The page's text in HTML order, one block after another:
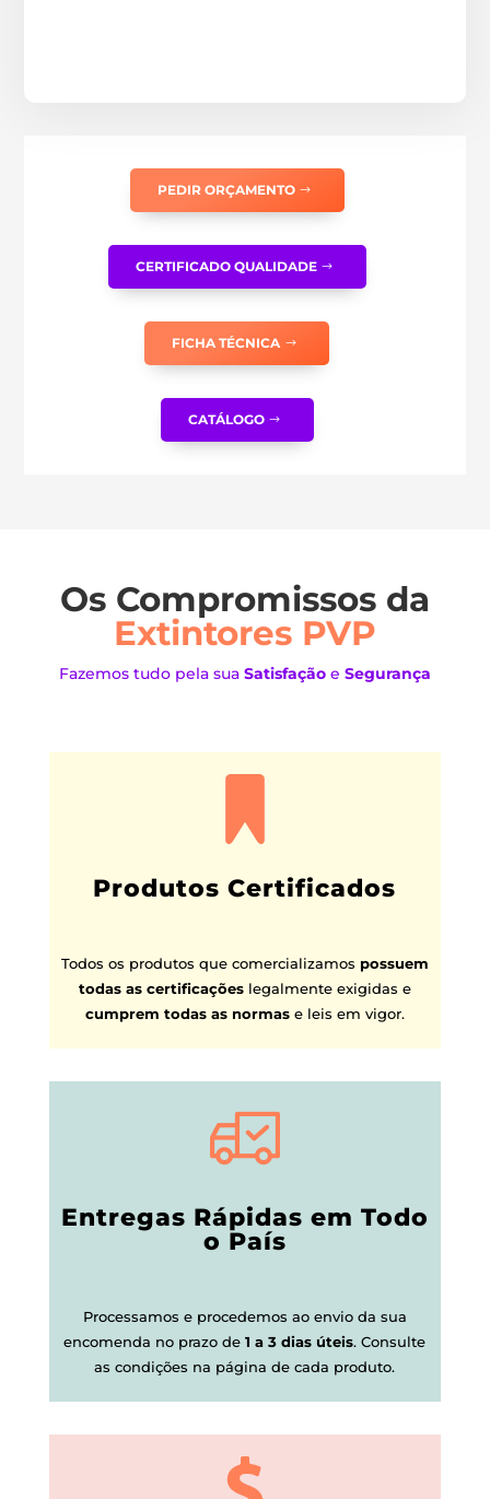
PEDIR ORÇAMENTO
CERTIFICADO QUALIDADE
FICHA TÉCNICA
CATÁLOGO
Os Compromissos da
Extintores PVP
Fazemos tudo pela sua Satisfaçãoe Segurança
Produtos Certificados
Todos os produtos que comercializamos possuem
todas as certificaçõeslegalmente exigidas e
cumprem todas as normase leis em vigor.
Entregas Rápidas em Todo
o País
Processamos e procedemos ao envio da sua
encomenda no prazo de1 a 3 dias úteis.Consulte
as condições na página de cada produto.